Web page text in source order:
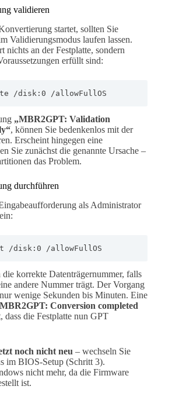
validieren
startet, sollten Sie
Validierungsmodus laufen lassen.
nichts an der Festplatte, sondern
erfüllt sind:
/disk:0 /allowFullOS
„MBR2GPT: Validation
, können Sie bedenkenlos mit der
Erscheint hingegen eine
Sie zunächst die genannte Ursache –
das Problem.
durchführen
als Administrator
/disk:0 /allowFullOS
die korrekte Datenträgernummer, falls
andere Nummer trägt. Der Vorgang
wenige Sekunden bis Minuten. Eine
Conversion completed
dass die Festplatte nun GPT
noch nicht neu – wechseln Sie
im BIOS-Setup (Schritt 3).
nicht mehr, da die Firmware
ist.